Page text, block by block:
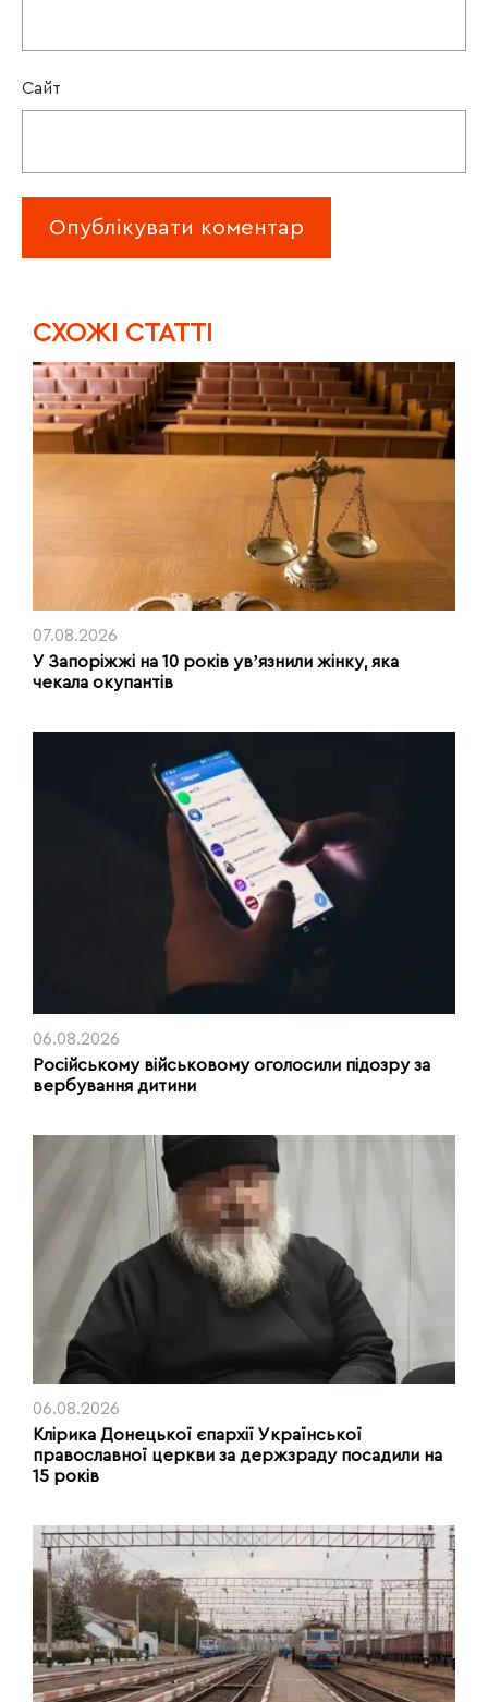
Сайт
CХОЖІ СТАТТІ
07.08.2026
У Запоріжжі на 10 років увʼязнили жінку, яка
чекала окупантів
06.08.2026
Російському військовому оголосили підозру за
вербування дитини
06.08.2026
Клірика Донецької єпархії Української
православної церкви за держзраду посадили на
15 років